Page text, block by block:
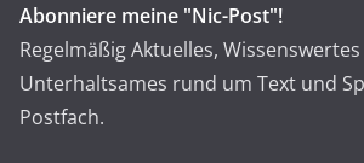
Abonniere meine "Nic-Post"!
Regelmäßig Aktuelles,
Unterhaltsames rund um Text und
Postfach.